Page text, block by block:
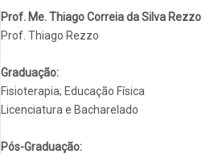
Prof. Me. Thiago Correia da Silva Rezzo
Prof. Thiago Rezzo
Graduação:
Fisioterapia; Educação Física
Licenciatura e Bacharelado
Pós-Graduação: